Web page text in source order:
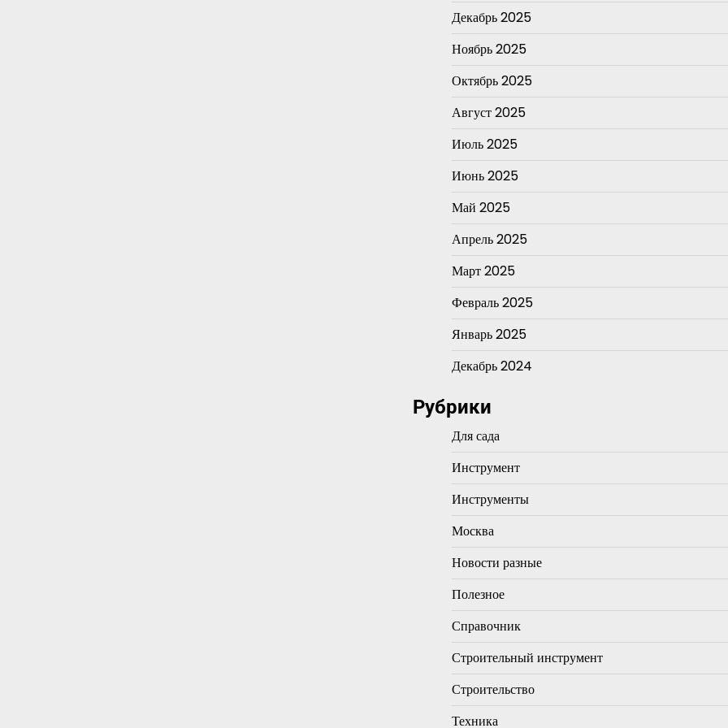
Декабрь 2025
Ноябрь 2025
Октябрь 2025
Август 2025
Июль 2025
Июнь 2025
Май 2025
Апрель 2025
Март 2025
Февраль 2025
Январь 2025
Декабрь 2024
Рубрики
Для сада
Инструмент
Инструменты
Москва
Новости разные
Полезное
Справочник
Строительный инструмент
Строительство
Техника